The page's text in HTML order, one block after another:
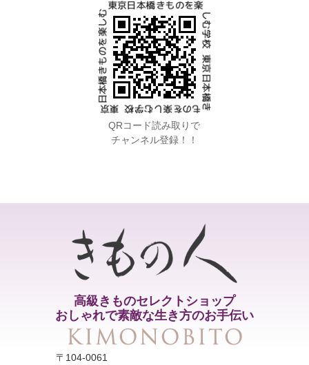
QRコード読み取りで
チャンネル登録！！
高級きものセレクトショップ
おしゃれで素敵な生き方のお手伝い
〒104-0061